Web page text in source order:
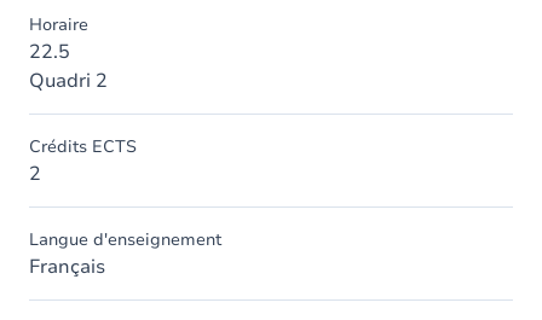
Horaire
22.5
Quadri 2
Crédits ECTS
2
Langue d'enseignement
Français